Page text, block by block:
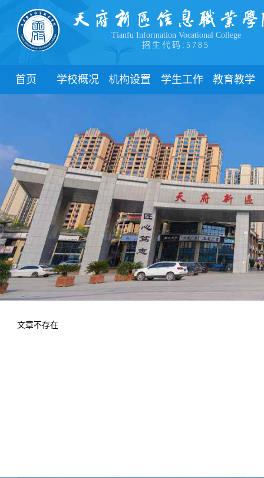
Tianfu Information Vocational College
招生代码:5785
首页 学校概况
学院领导
办学理念
办学特色
校园风貌
机构设置
职能部门
学生工作
新闻动态
团委
管理制度
学生风采
心理健康
学生资助
下载中心
联系我们
教育教学
教学制度
教学通知
教学动态
实践教学
专业建设
课程建设
教学改革
学术交流
文章不存在